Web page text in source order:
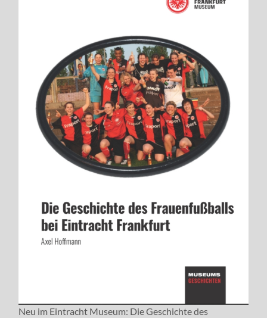
Neu im Eintracht Museum: Die Geschichte des